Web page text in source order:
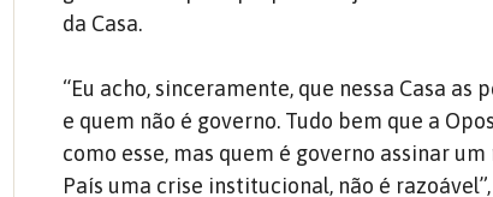
da Casa.
“Eu acho, sinceramente, que nessa Casa
e quem não é governo. Tudo bem que a
como esse, mas quem é governo assinar
País uma crise institucional, não é